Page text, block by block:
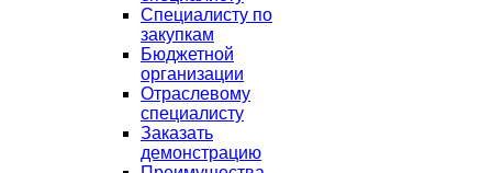
Специалисту по
закупкам
Бюджетной
организации
Отраслевому
специалисту
Заказать
демонстрацию